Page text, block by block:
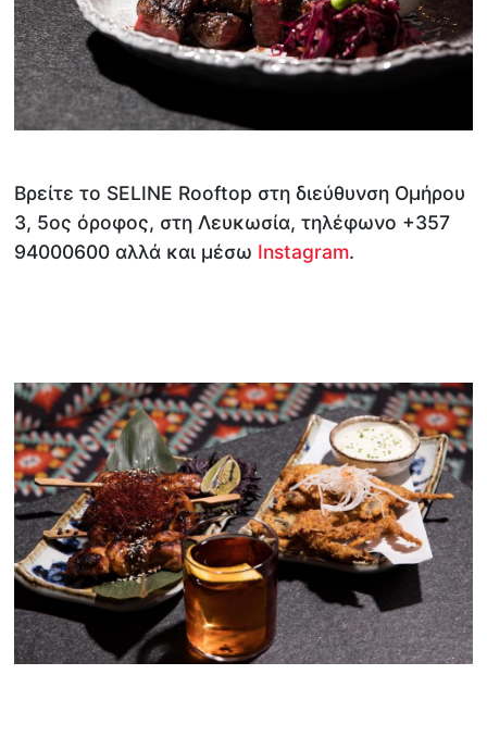
Βρείτε το SELINE Rooftop στη διεύθυνση Ομήρου
3, 5ος όροφος, στη Λευκωσία, τηλέφωνο +357
94000600 αλλά και μέσω Instagram.